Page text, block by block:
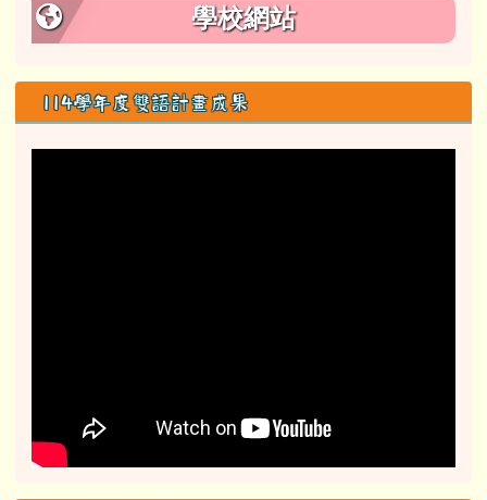
學校網站
114學年度雙語計畫成果